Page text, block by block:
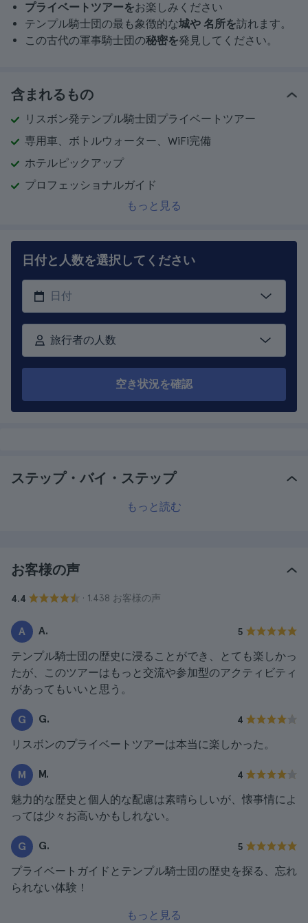
プライベートツアーをお楽しみください
テンプル騎士団の最も象徴的な城や 名所を訪れます。
この古代の軍事騎士団の秘密を発見してください。
含まれるもの
リスボン発テンプル騎士団プライベートツアー
専用車、ボトルウォーター、WiFi完備
ホテルピックアップ
プロフェッショナルガイド
もっと見る
日付と人数を選択してください
旅行者の人数
空き状況を確認
ステップ・バイ・ステップ
もっと読む
お客様の声
4.4 · 1.438 お客様の声
A A. 5
テンプル騎士団の歴史に浸ることができ、とても楽しかっ
たが、このツアーはもっと交流や参加型のアクティビティ
があってもいいと思う。
G G. 4
リスボンのプライベートツアーは本当に楽しかった。
M M. 4
魅力的な歴史と個人的な配慮は素晴らしいが、懐事情によ
っては少々お高いかもしれない。
G G. 5
プライベートガイドとテンプル騎士団の歴史を探る、忘れ
られない体験！
もっと見る